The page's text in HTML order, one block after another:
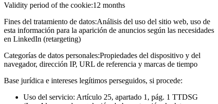
Validity period of the cookie:12 months
Fines del tratamiento de datos:Análisis del uso del sitio web, uso de
esta información para la aparición de anuncios según las necesidades
en LinkedIn (retargeting)
Categorías de datos personales:Propiedades del dispositivo y del
navegador, dirección IP, URL de referencia y marcas de tiempo
Base jurídica e intereses legítimos perseguidos, si procede:
Uso del servicio: Artículo 25, apartado 1, pág. 1 TTDSG